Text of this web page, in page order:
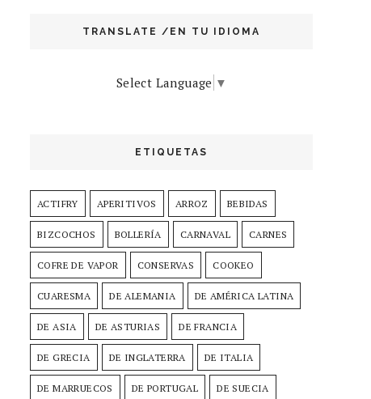
TRANSLATE /EN TU IDIOMA
Select Language ▼
ETIQUETAS
ACTIFRY APERITIVOS ARROZ BEBIDAS
BIZCOCHOS BOLLERÍA CARNAVAL CARNES
COFRE DE VAPOR CONSERVAS COOKEO
CUARESMA DE ALEMANIA DE AMÉRICA LATINA
DE ASIA DE ASTURIAS DE FRANCIA
DE GRECIA DE INGLATERRA DE ITALIA
DE MARRUECOS DE PORTUGAL DE SUECIA